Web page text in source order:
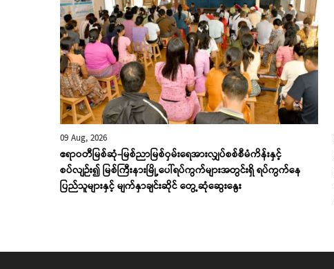
09 Aug, 2026
ဧရာဝတီမြစ်ဆုံ-မြစ်ညာမြစ်ဝှမ်းရေအားလျှပ်စစ်စီမံကိန်းနှင့်
စပ်လျဉ်း၍ မြစ်ကြီးနားမြို့ပေါ်ရပ်ကွက်များအတွင်းရှိ ရပ်ကွက်နေ
ပြည်သူများနှင့် မျက်နှာချင်းဆိုင် တွေ့ဆုံဆွေးနွေး